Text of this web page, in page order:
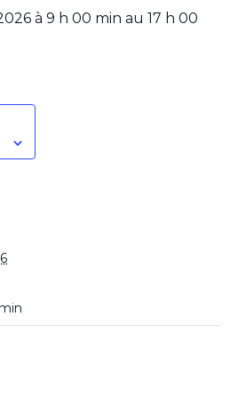
à 9 h 00 min au 17 h 00